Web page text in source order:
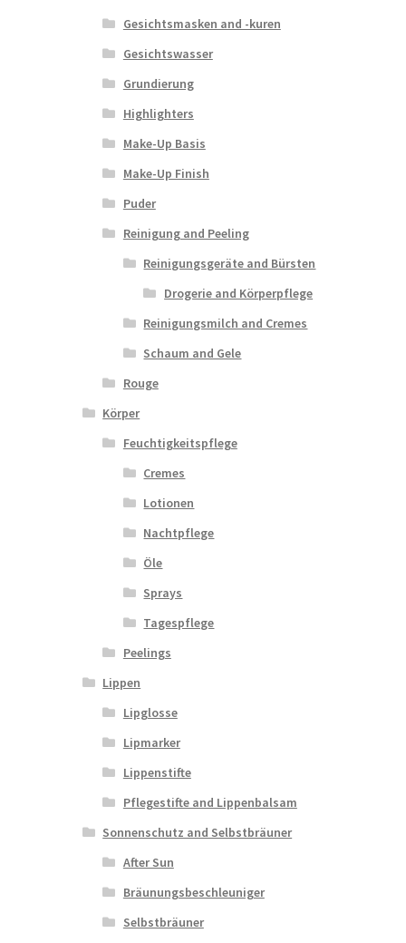
Gesichtsmasken and -kuren
Gesichtswasser
Grundierung
Highlighters
Make-Up Basis
Make-Up Finish
Puder
Reinigung and Peeling
Reinigungsgeräte and Bürsten
Drogerie and Körperpflege
Reinigungsmilch and Cremes
Schaum and Gele
Rouge
Körper
Feuchtigkeitspflege
Cremes
Lotionen
Nachtpflege
Öle
Sprays
Tagespflege
Peelings
Lippen
Lipglosse
Lipmarker
Lippenstifte
Pflegestifte and Lippenbalsam
Sonnenschutz and Selbstbräuner
After Sun
Bräunungsbeschleuniger
Selbstbräuner